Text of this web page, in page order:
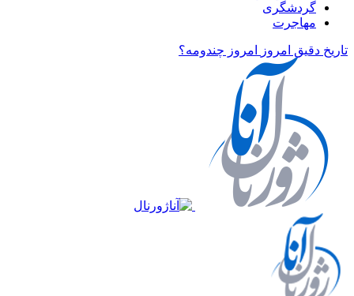
گردشگری
مهاجرت
تاریخ دقیق امروز امروز چندومه؟